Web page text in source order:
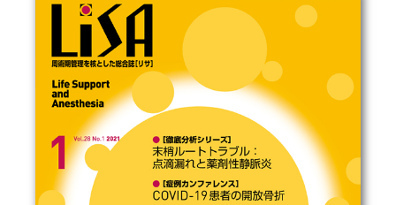
看護学(21)
医療技術(16)
歯科学(3)
保健・体育(1)
医学一般(91)